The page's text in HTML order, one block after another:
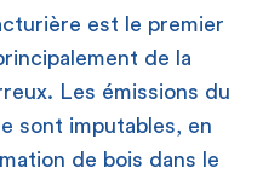
est le premier
de la
Les émissions du
sont imputables, en
de bois dans le